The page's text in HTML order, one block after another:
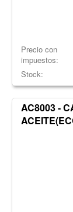
Precio con
impuestos:
Stock:
AC8003 -